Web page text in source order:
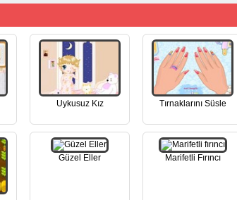
Uykusuz Kız Tırnaklarını Süsle
Güzel Eller Marifetli Fırıncı